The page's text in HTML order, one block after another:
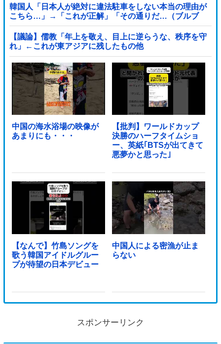
韓国人「日本人が絶対に違法駐車をしない本当の理由が
こちら…」→「これが正解」「その通りだ…（ブルブ
ル」＝韓国の反応
【議論】儒教「年上を敬え、目上に逆らうな、秩序を守
れ」←これが東アジアに残したもの他
中国の海水浴場の映像が
あまりにも・・・
【批判】ワールドカップ
決勝のハーフタイムショ
ー、英紙｢BTSが出てきて
悪夢かと思った｣
【なんで】竹島ソングを
歌う韓国アイドルグルー
プが待望の日本デビュー
中国人による密漁が止ま
らない
スポンサーリンク